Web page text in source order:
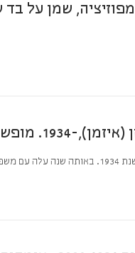
מופשט , שמן על בד 92×73 ס”מ